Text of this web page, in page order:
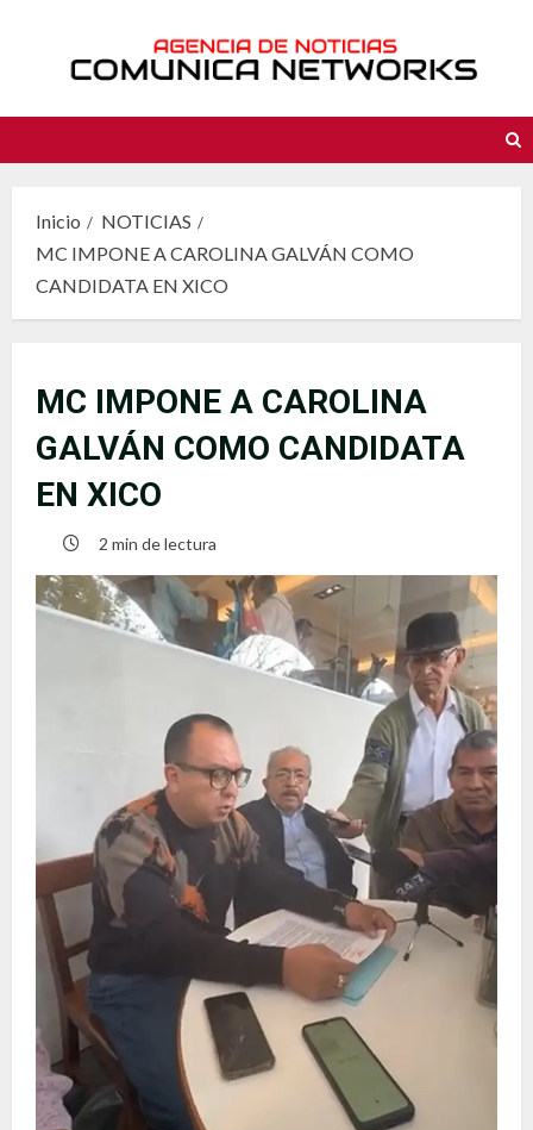
contenido
Inicio
NOTICIAS
MC IMPONE A CAROLINA GALVÁN COMO
CANDIDATA EN XICO
MC IMPONE A CAROLINA
GALVÁN COMO CANDIDATA
EN XICO
2 min de lectura